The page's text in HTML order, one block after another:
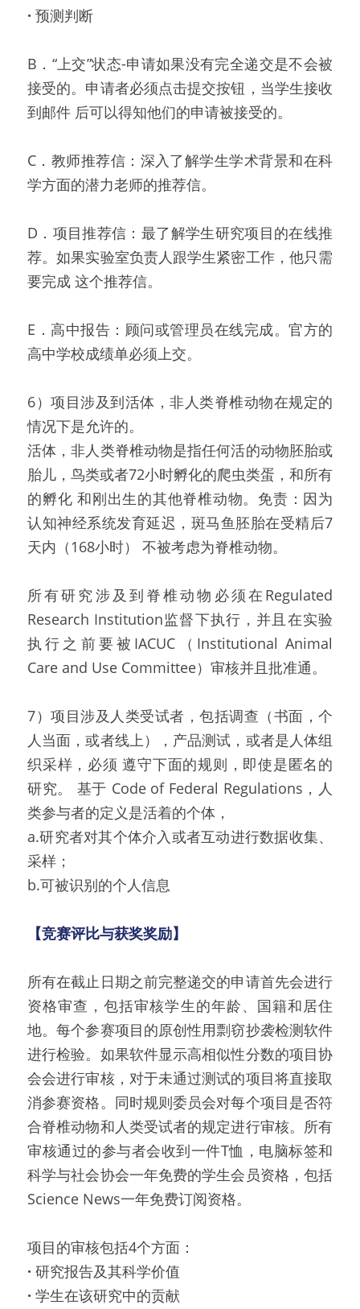
· 预测判断
B．“上交”状态-申请如果没有完全递交是不会被
接受的。申请者必须点击提交按钮，当学生接收
到邮件 后可以得知他们的申请被接受的。
C．教师推荐信：深入了解学生学术背景和在科
学方面的潜力老师的推荐信。
D．项目推荐信：最了解学生研究项目的在线推
荐。如果实验室负责人跟学生紧密工作，他只需
要完成 这个推荐信。
E．高中报告：顾问或管理员在线完成。官方的
高中学校成绩单必须上交。
6）项目涉及到活体，非人类脊椎动物在规定的
情况下是允许的。
活体，非人类脊椎动物是指任何活的动物胚胎或
胎儿，鸟类或者72小时孵化的爬虫类蛋，和所有
的孵化 和刚出生的其他脊椎动物。免责：因为
认知神经系统发育延迟，斑马鱼胚胎在受精后7
天内（168小时） 不被考虑为脊椎动物。
所有研究涉及到脊椎动物必须在Regulated
Research Institution监督下执行，并且在实验
执行之前要被IACUC（Institutional Animal
Care and Use Committee）审核并且批准通。
7）项目涉及人类受试者，包括调查（书面，个
人当面，或者线上），产品测试，或者是人体组
织采样，必须 遵守下面的规则，即使是匿名的
研究。 基于 Code of Federal Regulations，人
类参与者的定义是活着的个体，
a.研究者对其个体介入或者互动进行数据收集、
采样；
b.可被识别的个人信息
【竞赛评比与获奖奖励】
所有在截止日期之前完整递交的申请首先会进行
资格审查，包括审核学生的年龄、国籍和居住
地。每个参赛项目的原创性用剽窃抄袭检测软件
进行检验。如果软件显示高相似性分数的项目协
会会进行审核，对于未通过测试的项目将直接取
消参赛资格。同时规则委员会对每个项目是否符
合脊椎动物和人类受试者的规定进行审核。所有
审核通过的参与者会收到一件T恤，电脑标签和
科学与社会协会一年免费的学生会员资格，包括
Science News一年免费订阅资格。
项目的审核包括4个方面：
· 研究报告及其科学价值
· 学生在该研究中的贡献